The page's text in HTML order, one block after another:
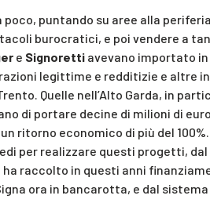
poco, puntando su aree alla
burocratici, e poi vendere a
e Signoretti avevano importato
legittime e redditizie e altre
Quelle nell’Alto Garda, in
di portare decine di milioni di
ritorno economico di più del
per realizzare questi progetti,
ha raccolto in questi anni
ora in bancarotta, e dal